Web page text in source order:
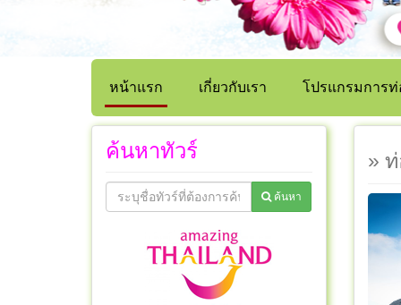
หน้าแรก เกี่ยวกับเรา โปรแกรมการท่
ค้นหาทัวร์
ค้นหา
»